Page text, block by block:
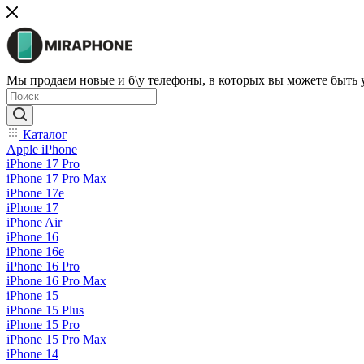
Мы продаем новые и б\у телефоны, в которых вы можете быть
Каталог
Apple iPhone
iPhone 17 Pro
iPhone 17 Pro Max
iPhone 17e
iPhone 17
iPhone Air
iPhone 16
iPhone 16e
iPhone 16 Pro
iPhone 16 Pro Max
iPhone 15
iPhone 15 Plus
iPhone 15 Pro
iPhone 15 Pro Max
iPhone 14